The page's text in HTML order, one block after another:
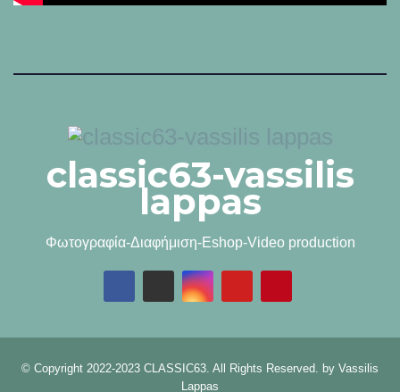
classic63-vassilis
lappas
Φωτογραφία-Διαφήμιση-Eshop-Video production
© Copyright 2022-2023 CLASSIC63. All Rights Reserved. by Vassilis
Lappas